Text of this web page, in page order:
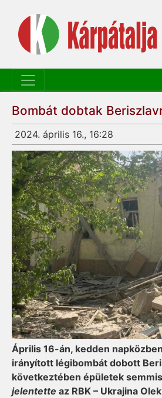
Bombát dobtak
2024. április 16., 16:28
Április 16-án, kedden
irányított légibombát dobott
következtében épületek
jelentette az RBK – Ukrajina